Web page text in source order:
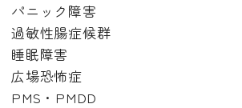
パニック障害
過敏性腸症候群
睡眠障害
広場恐怖症
PMS・PMDD